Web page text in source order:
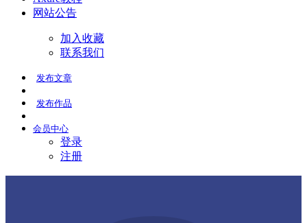
网站公告
加入收藏
联系我们
发布文章
发布作品
会员中心
登录
注册